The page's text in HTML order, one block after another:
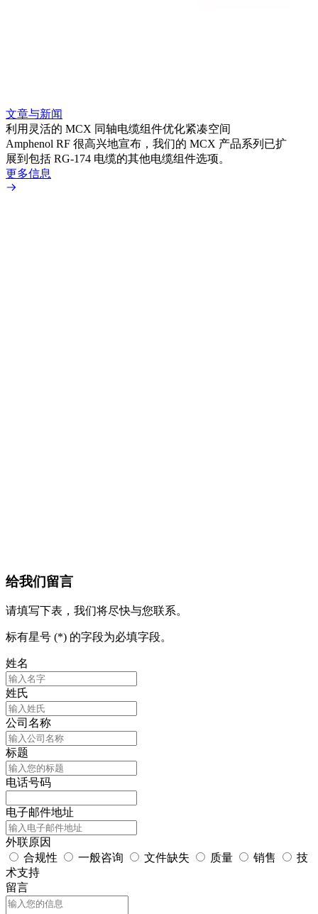
文章与新闻
利用灵活的 MCX 同轴电缆组件优化紧凑空间
Amphenol RF 很高兴地宣布，我们的 MCX 产品系列已扩
展到包括 RG-174 电缆的其他电缆组件选项。
更多信息
给我们留言
请填写下表，我们将尽快与您联系。
标有星号 (*) 的字段为必填字段。
姓名
姓氏
公司名称
标题
电话号码
电子邮件地址
外联原因
合规性
一般咨询 文件缺失 质量 销售
技
术支持
留言